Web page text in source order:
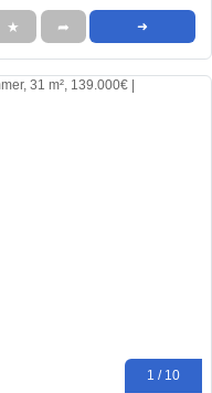
★ ➦ ➜
1 / 10